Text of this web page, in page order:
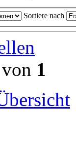
Sortiere nach
von 1